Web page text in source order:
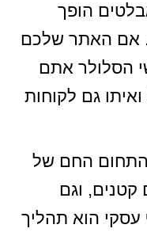
הופך
אם האתר שלכם
הסלולר אתם
גם לקוחות
התחום החם של
קטנים, וגם
הוא תהליך